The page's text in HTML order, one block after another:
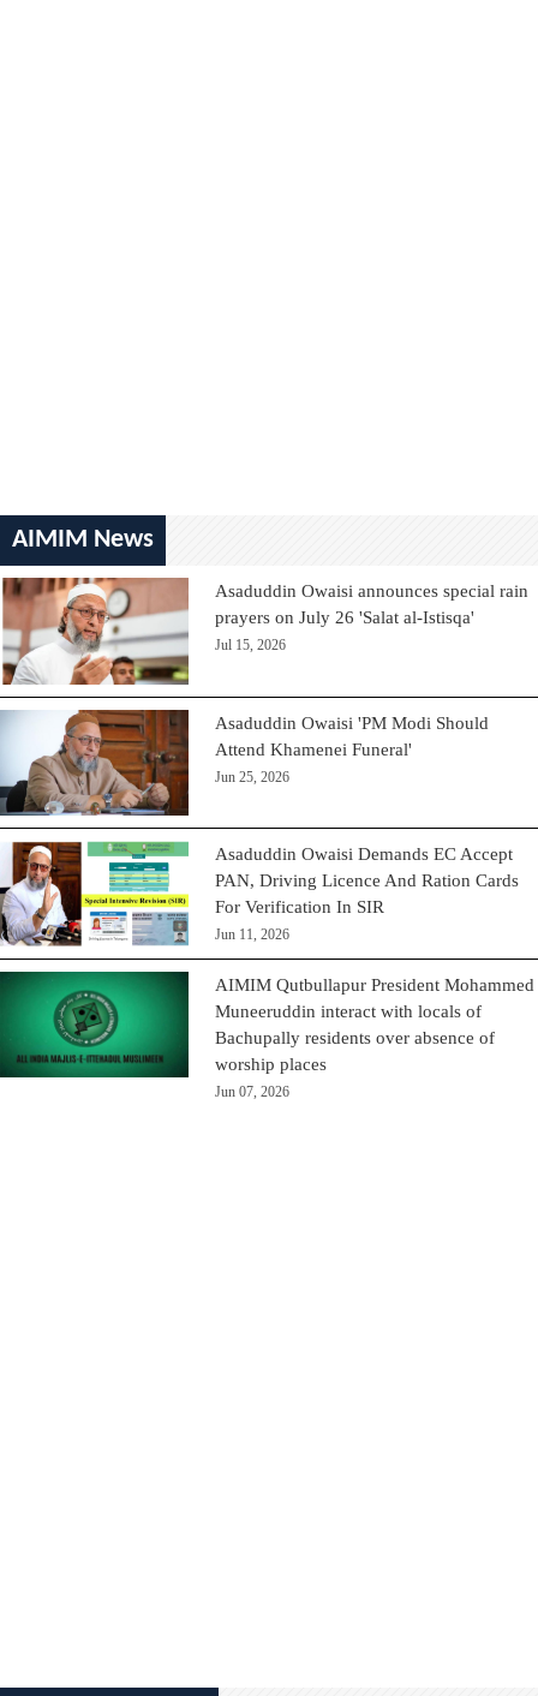
AIMIM News
Asaduddin Owaisi announces special rain
prayers on July 26 'Salat al-Istisqa'
Jul 15, 2026
Asaduddin Owaisi 'PM Modi Should
Attend Khamenei Funeral'
Jun 25, 2026
Asaduddin Owaisi Demands EC Accept
PAN, Driving Licence And Ration Cards
For Verification In SIR
Jun 11, 2026
AIMIM Qutbullapur President Mohammed
Muneeruddin interact with locals of
Bachupally residents over absence of
worship places
Jun 07, 2026